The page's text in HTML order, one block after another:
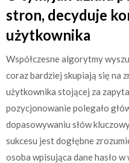
stron, decyduje
użytkownika
Współczesne algorytmy
coraz bardziej skupiają się na
użytkownika stojącej za
pozycjonowanie polegało
dopasowywaniu słów
sukcesu jest dogłębne
osoba wpisująca dane hasło